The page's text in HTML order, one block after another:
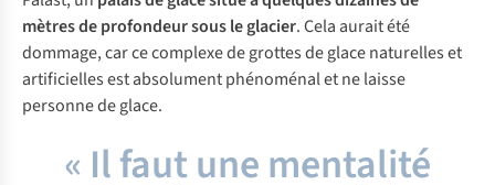
mètres de profondeur sous le glacier. Cela aurait été
dommage, car ce complexe de grottes de glace naturelles et
artificielles est absolument phénoménal et ne laisse
personne de glace.
« Il faut une mentalité